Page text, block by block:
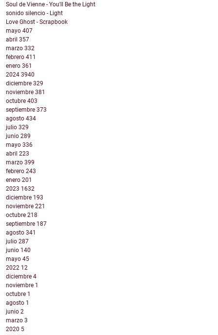
Soul de Vienne - You'll Be the Light
sonido silencio - Light
Love Ghost - Scrapbook
mayo 407
abril 357
marzo 332
febrero 411
enero 361
2024 3940
diciembre 329
noviembre 381
octubre 403
septiembre 373
agosto 434
julio 329
junio 289
mayo 336
abril 223
marzo 399
febrero 243
enero 201
2023 1632
diciembre 193
noviembre 221
octubre 218
septiembre 187
agosto 341
julio 287
junio 140
mayo 45
2022 12
diciembre 4
noviembre 1
octubre 1
agosto 1
junio 2
marzo 3
2020 5